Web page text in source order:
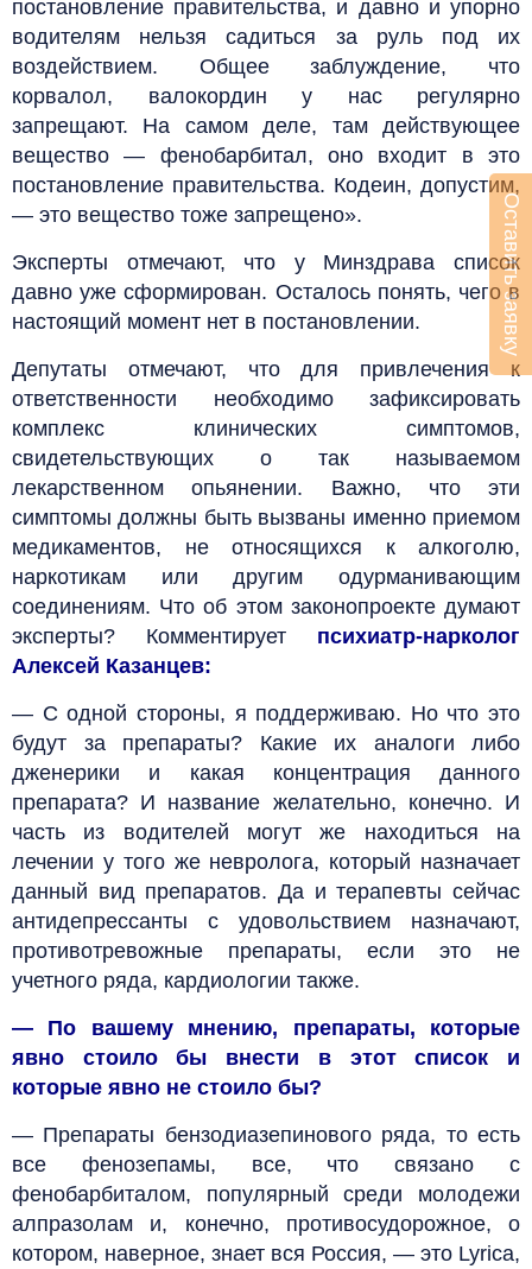
постановление правительства, и давно и упорно
водителям нельзя садиться за руль под их
воздействием. Общее заблуждение, что
корвалол, валокордин у нас регулярно
запрещают. На самом деле, там действующее
вещество — фенобарбитал, оно входит в это
постановление правительства. Кодеин, допустим,
— это вещество тоже запрещено».
Эксперты отмечают, что у Минздрава список
давно уже сформирован. Осталось понять, чего в
настоящий момент нет в постановлении.
Депутаты отмечают, что для привлечения к
ответственности необходимо зафиксировать
комплекс клинических симптомов,
свидетельствующих о так называемом
лекарственном опьянении. Важно, что эти
симптомы должны быть вызваны именно приемом
медикаментов, не относящихся к алкоголю,
наркотикам или другим одурманивающим
соединениям. Что об этом законопроекте думают
эксперты? Комментирует психиатр-нарколог
Алексей Казанцев:
— С одной стороны, я поддерживаю. Но что это
будут за препараты? Какие их аналоги либо
дженерики и какая концентрация данного
препарата? И название желательно, конечно. И
часть из водителей могут же находиться на
лечении у того же невролога, который назначает
данный вид препаратов. Да и терапевты сейчас
антидепрессанты с удовольствием назначают,
противотревожные препараты, если это не
учетного ряда, кардиологии также.
— По вашему мнению, препараты, которые
явно стоило бы внести в этот список и
которые явно не стоило бы?
— Препараты бензодиазепинового ряда, то есть
все фенозепамы, все, что связано с
фенобарбиталом, популярный среди молодежи
алпразолам и, конечно, противосудорожное, о
котором, наверное, знает вся Россия, — это Lyrica,
Оставить заявку